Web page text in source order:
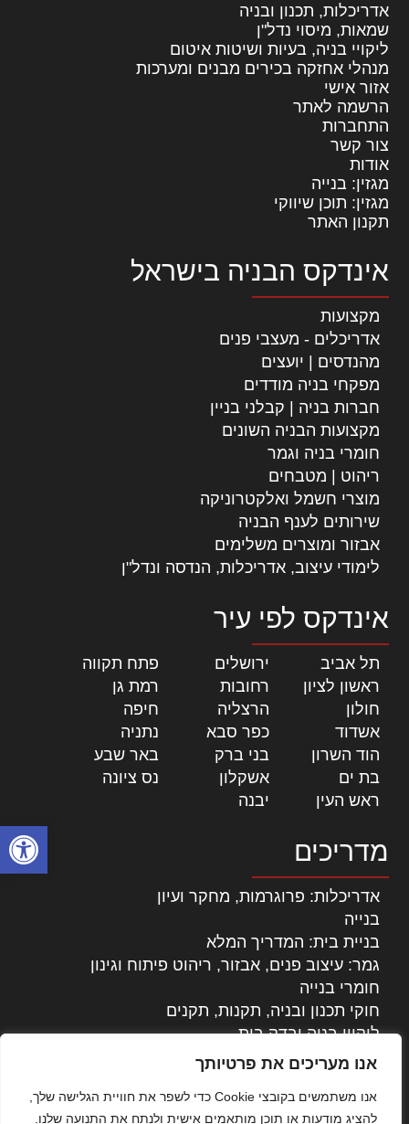
פתח
אנו מעריכים את פרטיותך
אנו משתמשים בקובצי Cookie כדי לשפר את חוויית הגלישה שלך,
להציג מודעות או תוכן מותאמים אישית ולנתח את התנועה שלנו.
אדריכלות, תכנון ובניה
שמאות, מיסוי נדל"ן
ליקויי בניה, בעיות ושיטות איטום
מנהלי אחזקה בכירים מבנים ומערכות
אזור אישי
הרשמה לאתר
התחברות
צור קשר
אודות
מגזין: בנייה
מגזין: תוכן שיווקי
תקנון האתר
אינדקס הבניה בישראל
מקצועות
אדריכלים - מעצבי פנים
מהנדסים | יועצים
מפקחי בניה מודדים
חברות בניה | קבלני בניין
מקצועות הבניה השונים
חומרי בניה וגמר
ריהוט | מטבחים
מוצרי חשמל ואלקטרוניקה
שירותים לענף הבניה
אבזור ומוצרים משלימים
לימודי עיצוב, אדריכלות, הנדסה ונדל"ן
אינדקס לפי עיר
תל אביב ירושלים פתח תקווה
ראשון לציון
רחובות רמת גן
חולון
הרצליה חיפה
אשדוד
כפר סבא נתניה
הוד השרון
בני ברק באר שבע
בת ים
אשקלון נס ציונה
ראש העין
יבנה
מדריכים
אדריכלות: פרוגרמות, מחקר ועיון
בנייה
בניית בית: המדריך המלא
גמר: עיצוב פנים, אבזור, ריהוט פיתוח וגינון
חומרי בנייה
חוקי תכנון ובניה, תקנות, תקנים
ליקויי בניה ובדק בית
נדל"ן: זכויות, אגרות ועסקאות
עקרונות ניהול אחזקה מתקדמות